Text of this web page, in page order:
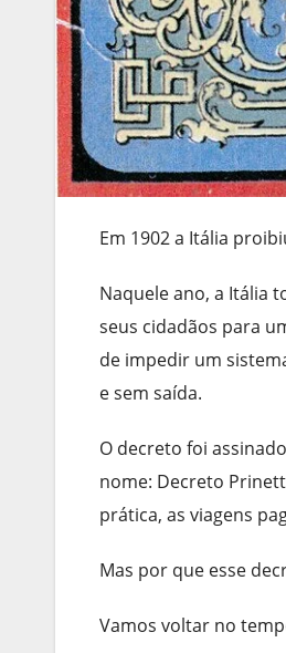
Em 1902 a Itália
Naquele ano, a Itália
seus cidadãos para
de impedir um
e sem saída.
O decreto foi
nome: Decreto
prática, as viagens
Mas por que esse
Vamos voltar no